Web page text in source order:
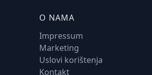
O NAMA
Impressum
Marketing
Uslovi korištenja
Kontakt